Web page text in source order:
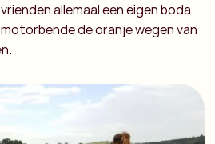
allemaal een eigen boda
de oranje wegen van